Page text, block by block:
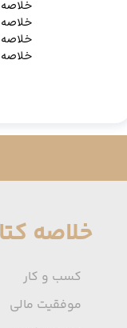
خلاصه
خلاصه
کسب و کار
موفقیت مالی